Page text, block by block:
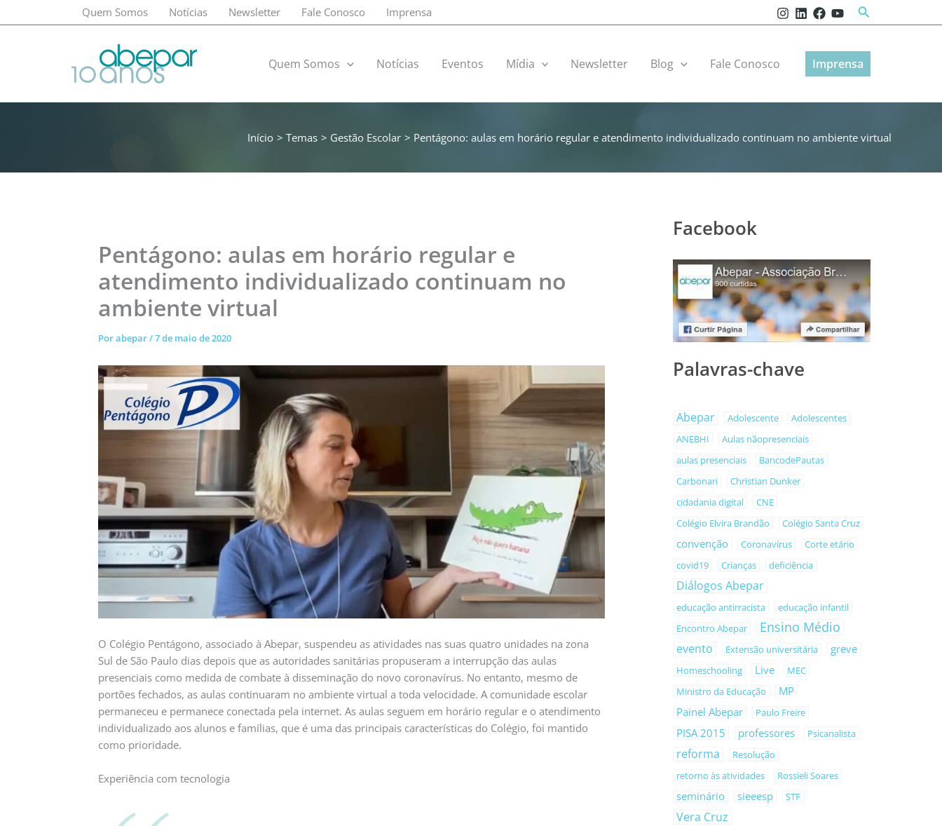
para
Quem Somos Notícias Newsletter Fale Conosco Imprensa Pesquisar
Quem Somos Notícias Eventos Mídia Newsletter Blog Fale Conosco Imprensa
Início Temas Gestão Escolar Pentágono: aulas em horário regular e atendimento individualizado continuam no ambiente virtual
Pentágono: aulas em horário regular e
atendimento individualizado continuam no
ambiente virtual
Porabepar/7 de maio de 2020
O Colégio Pentágono, associado à Abepar, suspendeu as atividades nas suas quatro unidades na zona
Sul de São Paulo dias depois que as autoridades sanitárias propuseram a interrupção das aulas
presenciais como medida de combate à disseminação do novo coronavírus. No entanto, mesmo de
portões fechados, as aulas continuaram no ambiente virtual a toda velocidade. A comunidade escolar
permaneceu e permanece conectada pela internet. As aulas seguem em horário regular e o atendimento
individualizado aos alunos e famílias, que é uma das principais características do Colégio, foi mantido
como prioridade.
Experiência com tecnologia
Facebook
Palavras-chave
Abepar Adolescente
Adolescentes
ANEBHI
Aulas nãopresenciais
aulas presenciais
BancodePautas
Carbonari
Christian Dunker
cidadania digital
CNE
Colégio Elvira Brandão
Colégio Santa Cruz
convenção Coronavírus
Corte etário
covid19
Crianças deficiência
Diálogos Abepar
educação antirracista
educação infantil
Encontro Abepar
Ensino Médio
evento Extensão universitária greve
Homeschooling Live
MEC
Ministro da Educação
MP
Painel Abepar
Paulo Freire
PISA 2015 professores Psicanalista
reforma
Resolução
retorno às atividades
Rossieli Soares
seminário sieeesp STF
Vera Cruz